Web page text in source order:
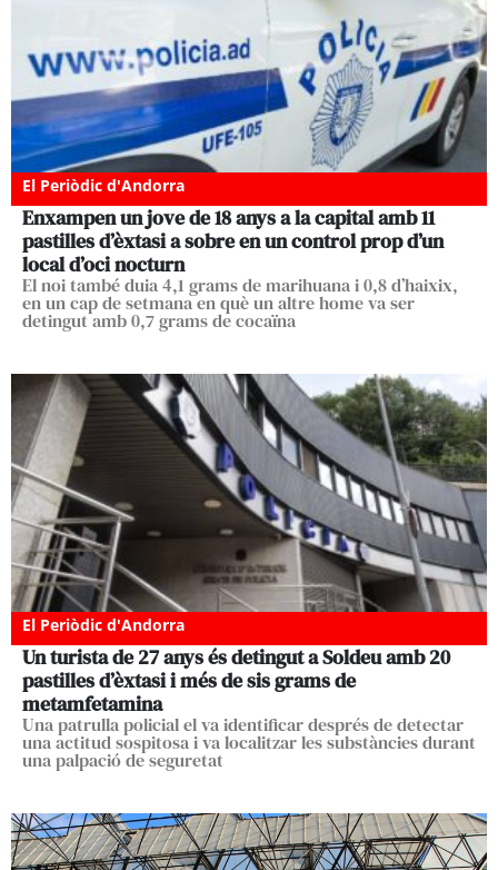
El Periòdic d'Andorra
Enxampen un jove de 18 anys a la capital amb 11
pastilles d’èxtasi a sobre en un control prop d’un
local d’oci nocturn
El noi també duia 4,1 grams de marihuana i 0,8 d’haixix,
en un cap de setmana en què un altre home va ser
detingut amb 0,7 grams de cocaïna
El Periòdic d'Andorra
Un turista de 27 anys és detingut a Soldeu amb 20
pastilles d’èxtasi i més de sis grams de
metamfetamina
Una patrulla policial el va identificar després de detectar
una actitud sospitosa i va localitzar les substàncies durant
una palpació de seguretat